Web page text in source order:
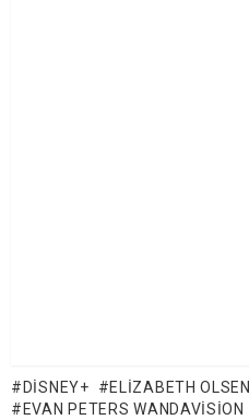
DISNEY+
ELIZABETH OLSEN
EVAN PETERS WANDAVISION